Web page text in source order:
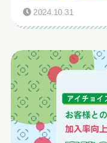
2024.10.31